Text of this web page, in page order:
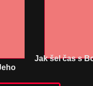
Jak šel čas s